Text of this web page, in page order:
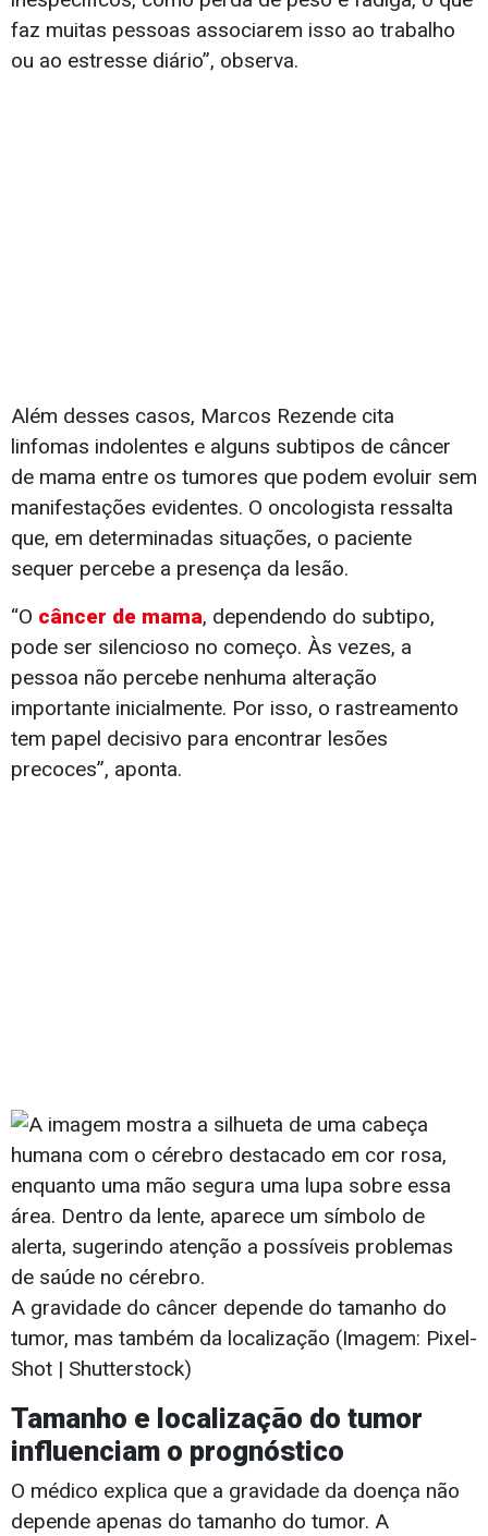
faz muitas pessoas associarem isso ao trabalho
ou ao estresse diário”, observa.
Além desses casos, Marcos Rezende cita
linfomas indolentes e alguns subtipos de câncer
de mama entre os tumores que podem evoluir sem
manifestações evidentes. O oncologista ressalta
que, em determinadas situações, o paciente
sequer percebe a presença da lesão.
“O câncer de mama, dependendo do subtipo,
pode ser silencioso no começo. Às vezes, a
pessoa não percebe nenhuma alteração
importante inicialmente. Por isso, o rastreamento
tem papel decisivo para encontrar lesões
precoces”, aponta.
A gravidade do câncer depende do tamanho do
tumor, mas também da localização (Imagem: Pixel-
Shot | Shutterstock)
Tamanho e localização do tumor
influenciam o prognóstico
O médico explica que a gravidade da doença não
depende apenas do tamanho do tumor. A